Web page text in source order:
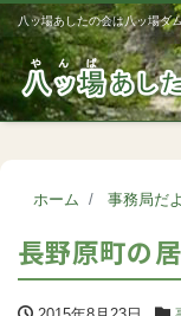
八ッ場あしたの会は八ッ場ダ
ホーム 事務局だ
長野原町の